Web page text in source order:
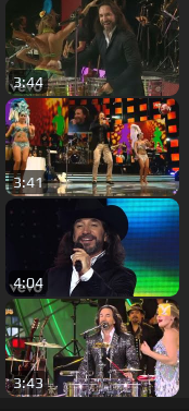
3:44
3:41
4:04
3:43